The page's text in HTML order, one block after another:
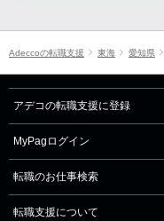
Adeccoの転職支援 東海 愛知県
アデコの転職支援に登録
MyPagログイン
転職のお仕事検索
転職支援について